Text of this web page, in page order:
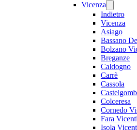
Vicenza
Indietro
Vicenza
Asiago
Bassano
Bolzano
Breganze
Caldogno
Carrè
Cassola
Colceresa
Cornedo
Fara
Isola